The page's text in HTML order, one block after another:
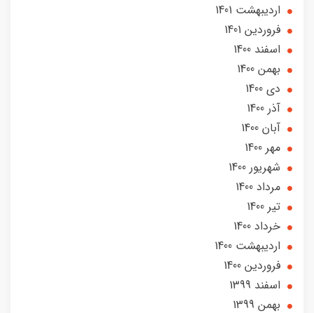
ارديبهشت 1401
فروردین 1401
اسفند 1400
بهمن 1400
دی 1400
آذر 1400
آبان 1400
مهر 1400
شهریور 1400
مرداد 1400
تير 1400
خرداد 1400
ارديبهشت 1400
فروردین 1400
اسفند 1399
بهمن 1399